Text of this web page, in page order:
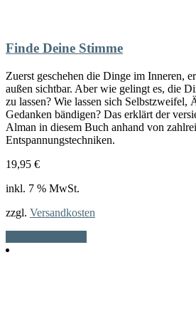
Finde Deine Stimme
Zuerst geschehen die Dinge im Inneren,
außen sichtbar. Aber wie gelingt es, die
zu lassen? Wie lassen sich Selbstzweifel,
Gedanken bändigen? Das erklärt der
Alman in diesem Buch anhand von
Entspannungstechniken.
19,95 €
inkl. 7 % MwSt.
zzgl. Versandkosten